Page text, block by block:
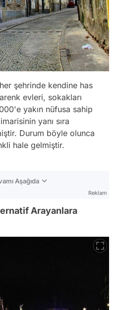
şehrinde kendine has
evleri, sokakları
yakın nüfusa sahip
yanı sıra
Durum böyle olunca
hale gelmiştir.
Aşağıda
Reklam
Arayanlara